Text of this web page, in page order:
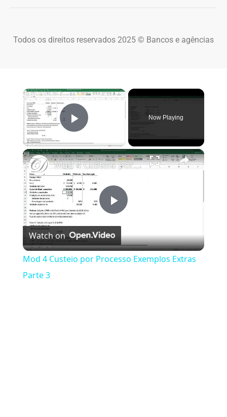
Todos os direitos reservados 2025 © Bancos e agências
×
Play Video
Now Playing
×
Play Video
Mod 4 Custeio por Processo Exemplos Extras Parte 3
Watch on
Mod 4 Custeio por Processo Exemplos Extras
Parte 3